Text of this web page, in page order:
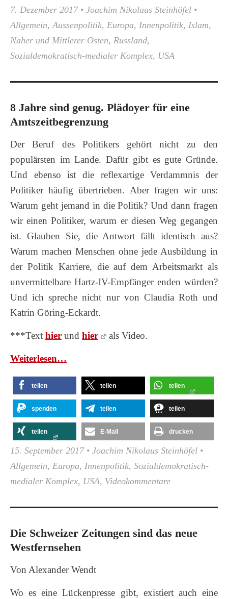
7. Dezember 2017• Joachim Nikolaus Steinhöfel •
Allgemein,Aussenpolitik, Europa, Innenpolitik, Islam,
Naher und Mittlerer Osten, Russland,
Sozialdemokratisch-medialer Komplex, USA
8 Jahre sind genug. Plädoyer für eine
Amtszeitbegrenzung
Der Beruf des Politikers gehört nicht zu den
populärsten im Lande. Dafür gibt es gute Gründe.
Und ebenso ist die reflexartige Verdammnis der
Politiker häufig übertrieben. Aber fragen wir uns:
Warum geht jemand in die Politik? Und dann fragen
wir einen Politiker, warum er diesen Weg gegangen
ist. Glauben Sie, die Antwort fällt identisch aus?
Warum machen Menschen ohne jede Ausbildung in
der Politik Karriere, die auf dem Arbeitsmarkt als
unvermittelbare Hartz-IV-Empfänger enden würden?
Und ich spreche nicht nur von Claudia Roth und
Katrin Göring-Eckardt.
***Text hier und hier als Video.
Wei­ter­le­sen…
teilen teilen teilen
spenden teilen teilen
teilen E-Mail drucken
15. September 2017• Joachim Nikolaus Steinhöfel •
Allgemein, Europa, Innenpolitik, Sozialdemokratisch-
medialer Komplex, USA, Videokommentare
Die Schweizer Zeitungen sind das neue
Westfernsehen
Von Alexander Wendt
Wo es eine Lückenpresse gibt, existiert auch eine